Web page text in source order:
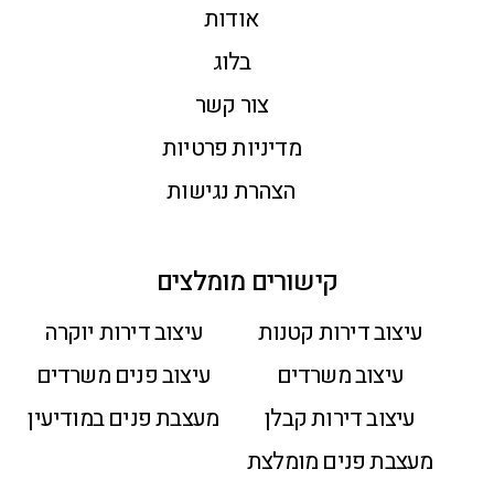
אודות
בלוג
צור קשר
מדיניות פרטיות
הצהרת נגישות
קישורים מומלצים
עיצוב דירות קטנות
עיצוב משרדים
עיצוב דירות קבלן
מעצבת פנים מומלצת
עיצוב דירות יוקרה
עיצוב פנים משרדים
מעצבת פנים במודיעין